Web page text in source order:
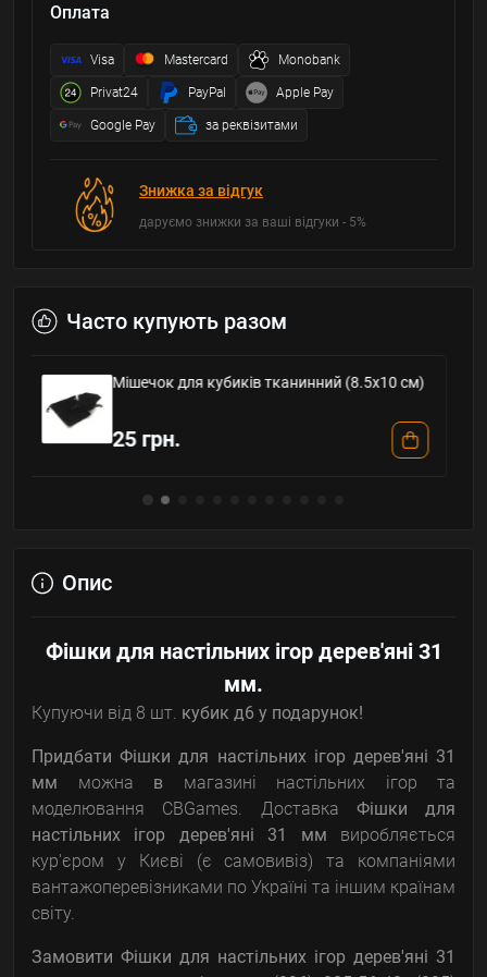
Оплата
Visa Mastercard Monobank
Privat24 PayPal Apple Pay
Google Pay за реквізитами
Знижка за відгук
даруємо знижки за ваші відгуки - 5%
Часто купують разом
Фішки для настільних ігор пластикові
18 грн.
Опис
Фішки для настільних ігор дерев'яні 31
мм.
Купуючи від 8 шт. кубик д6 у подарунок!
Придбати Фішки для настільних ігор дерев'яні 31
мм можна в магазині настільних ігор та
моделювання CBGames. Доставка Фішки для
настільних ігор дерев'яні 31 мм
виробляється
кур'єром у Києві (є самовивіз) та компаніями
вантажоперевізниками по Україні та іншим країнам
світу.
Замовити Фішки для настільних ігор дерев'яні 31